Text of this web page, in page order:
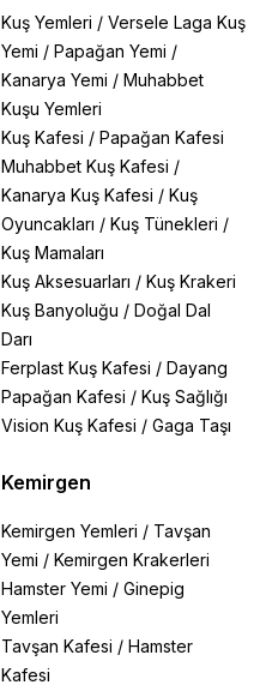
Kuş Yemleri / Versele Laga Kuş
Yemi / Papağan Yemi /
Kanarya Yemi / Muhabbet
Kuşu Yemleri
Kuş Kafesi / Papağan Kafesi
Muhabbet Kuş Kafesi /
Kanarya Kuş Kafesi / Kuş
Oyuncakları / Kuş Tünekleri /
Kuş Mamaları
Kuş Aksesuarları / Kuş Krakeri
Kuş Banyoluğu / Doğal Dal
Darı
Ferplast Kuş Kafesi / Dayang
Papağan Kafesi / Kuş Sağlığı
Vision Kuş Kafesi / Gaga Taşı
Kemirgen
Kemirgen Yemleri / Tavşan
Yemi / Kemirgen Krakerleri
Hamster Yemi / Ginepig
Yemleri
Tavşan Kafesi / Hamster
Kafesi